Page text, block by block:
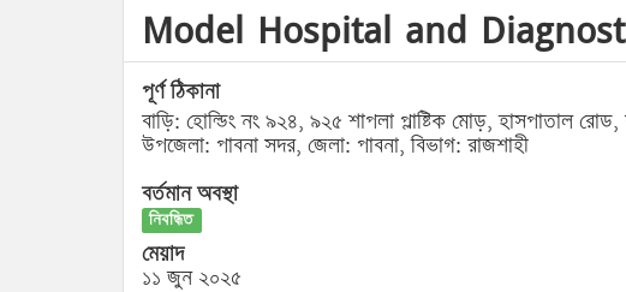
Model Hospital and
পূর্ণ ঠিকানা
বাড়ি: হোল্ডিং নং ৯২৪, ৯২৫ শাপলা প্লাষ্টিক মোড়, হাসপাতাল রোড,
উপজেলা: পাবনা সদর, জেলা: পাবনা, বিভাগ: রাজশাহী
বর্তমান অবস্থা
নিবন্ধিত
মেয়াদ
১১ জুন ২০২৫